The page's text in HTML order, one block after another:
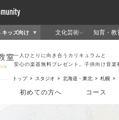
トップ スタジオ 北海道・東北 札幌